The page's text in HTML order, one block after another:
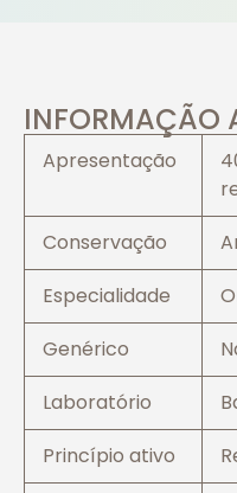
INFORMAÇÃO
Apresentação
Conservação
Especialidade
Genérico
Laboratório
Princípio ativo